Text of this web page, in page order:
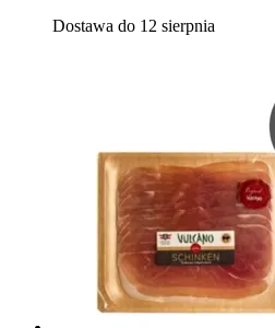
Dostawa do 12 sierpnia